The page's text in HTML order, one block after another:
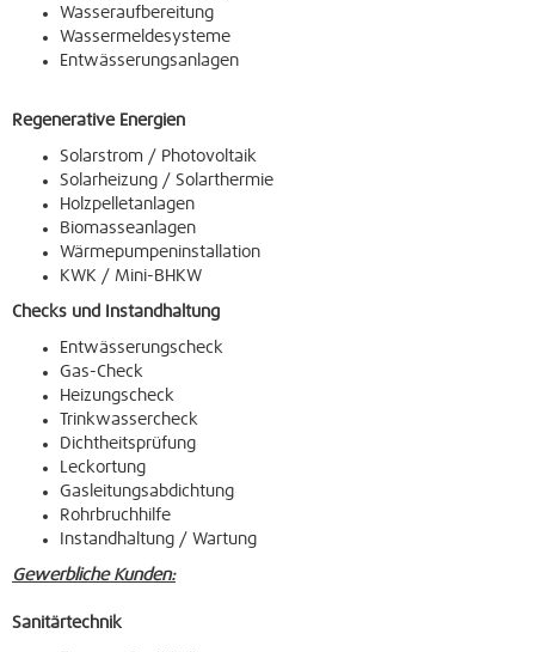
Wasseraufbereitung
Wassermeldesysteme
Entwässerungsanlagen
Regenerative Energien
Solarstrom / Photovoltaik
Solarheizung / Solarthermie
Holzpelletanlagen
Biomasseanlagen
Wärmepumpeninstallation
KWK / Mini-BHKW
Checks und Instandhaltung
Entwässerungscheck
Gas-Check
Heizungscheck
Trinkwassercheck
Dichtheitsprüfung
Leckortung
Gasleitungsabdichtung
Rohrbruchhilfe
Instandhaltung / Wartung
Gewerbliche Kunden:
Sanitärtechnik